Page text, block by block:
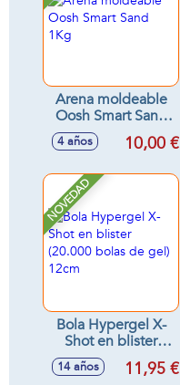
Arena moldeable
Oosh Smart Sand
1Kg
4 años 10,00 €
NOVEDAD
Bola Hypergel X-
Shot en blister
(20.000 bolas de
gel) 12cm
14 años 11,95 €